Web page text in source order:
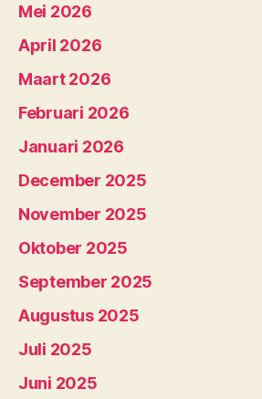
Mei 2026
April 2026
Maart 2026
Februari 2026
Januari 2026
December 2025
November 2025
Oktober 2025
September 2025
Augustus 2025
Juli 2025
Juni 2025